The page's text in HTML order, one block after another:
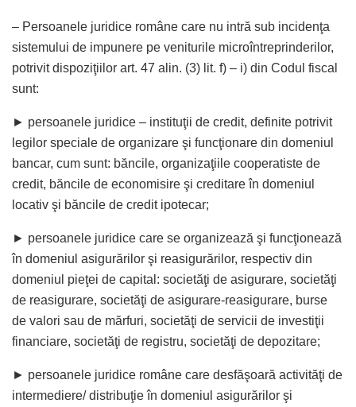
– Persoanele juridice române care nu intră sub incidenţa
sistemului de impunere pe veniturile microîntreprinderilor,
potrivit dispoziţiilor art. 47 alin. (3) lit. f) – i) din Codul fiscal
sunt:
► persoanele juridice – instituţii de credit, definite potrivit
legilor speciale de organizare şi funcţionare din domeniul
bancar, cum sunt: băncile, organizaţiile cooperatiste de
credit, băncile de economisire şi creditare în domeniul
locativ şi băncile de credit ipotecar;
► persoanele juridice care se organizează şi funcţionează
în domeniul asigurărilor şi reasigurărilor, respectiv din
domeniul pieţei de capital: societăţi de asigurare, societăţi
de reasigurare, societăţi de asigurare-reasigurare, burse
de valori sau de mărfuri, societăţi de servicii de investiţii
financiare, societăţi de registru, societăţi de depozitare;
► persoanele juridice române care desfăşoară activităţi de
intermediere/ distribuţie în domeniul asigurărilor şi